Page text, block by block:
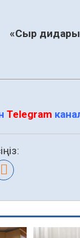
«Сыр
Telegram